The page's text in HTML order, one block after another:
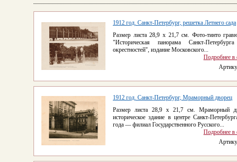
1912 год. Санкт-Петербург, решетка Летнего сада
Размер листа 28,9 x 21,7 см. Фото-тинто
"Историческая панорама Санкт-
окрестностей", издание Московского...
Подробнее в
1912 год. Санкт-Петербург, Мраморный дворец
Размер листа 28,9 x 21,7 см. Мраморный
историческое здание в центре Санкт-
года — филиал Государственного Русского...
Подробнее в